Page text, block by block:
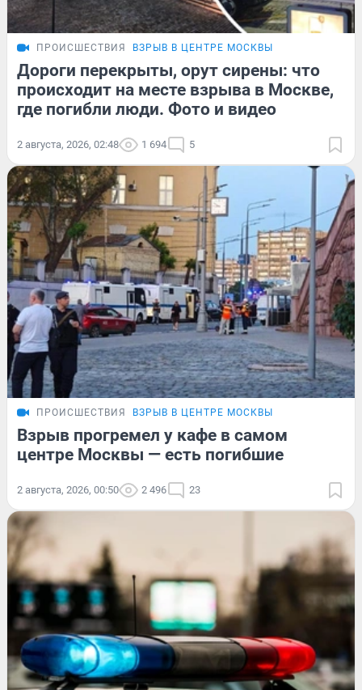
ПРОИСШЕСТВИЯ ВЗРЫВ В ЦЕНТРЕ МОСКВЫ
Дороги перекрыты, орут сирены: что
происходит на месте взрыва в Москве,
где погибли люди. Фото и видео
2 августа, 2026, 02:48 1 694 5
ПРОИСШЕСТВИЯ ВЗРЫВ В ЦЕНТРЕ МОСКВЫ
Взрыв прогремел у кафе в самом
центре Москвы — есть погибшие
2 августа, 2026, 00:50 2 496 23